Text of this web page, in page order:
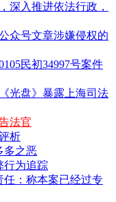
深入推进依法行政，
众号文章涉嫌侵权的
民初34997号案件
光盘》暴露上海司法
法官
析
多之恶
行为追踪
任：称本案已经过专